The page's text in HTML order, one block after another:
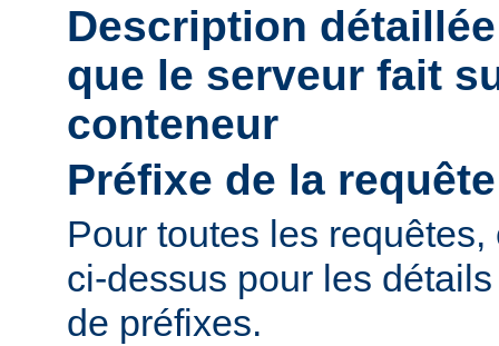
Description
que le serveur fait
conteneur
Préfixe de la requête
Pour toutes les
ci-dessus pour les
de préfixes.